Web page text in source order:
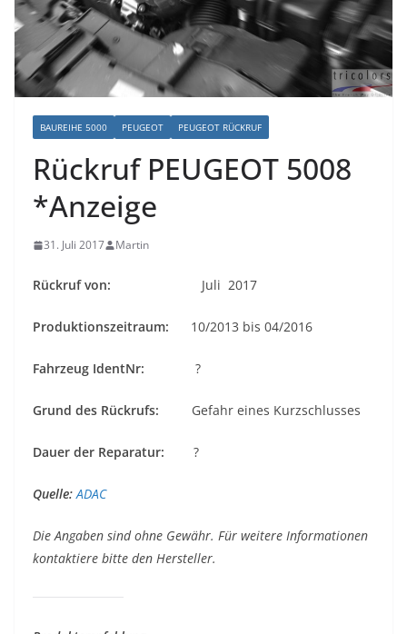
BAUREIHE 5000 PEUGEOT PEUGEOT RÜCKRUF
Rückruf PEUGEOT 5008
*Anzeige
31. Juli 2017 Martin
Rückruf von: Juli 2017
Produktionszeitraum: 10/2013 bis 04/2016
Fahrzeug IdentNr: ?
Grund des Rückrufs: Gefahr eines Kurzschlusses
Dauer der Reparatur: ?
Quelle:ADAC
Die Angaben sind ohne Gewähr. Für weitere Informationen
kontaktiere bitte den Hersteller.